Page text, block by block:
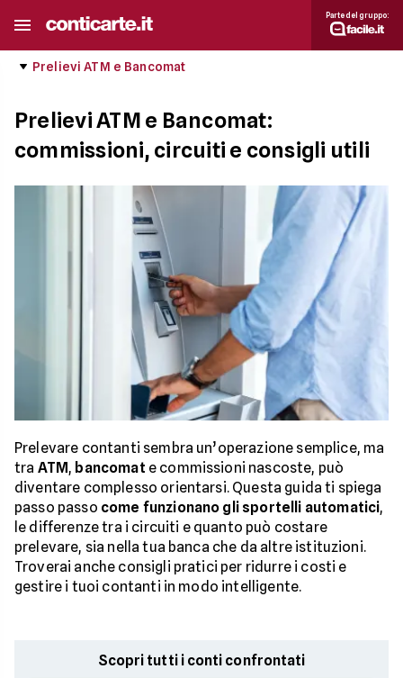
Parte del gruppo:
Prelievi ATM e Bancomat
Prelievi ATM e Bancomat:
commissioni, circuiti e consigli utili
Prelevare contanti sembra un’operazione semplice, ma
tra ATM, bancomat e commissioni nascoste, può
diventare complesso orientarsi. Questa guida ti spiega
passo passo come funzionano gli sportelli automatici,
le differenze tra i circuiti e quanto può costare
prelevare, sia nella tua banca che da altre istituzioni.
Troverai anche consigli pratici per ridurre i costi e
gestire i tuoi contanti in modo intelligente.
Scopri tutti i conti confrontati